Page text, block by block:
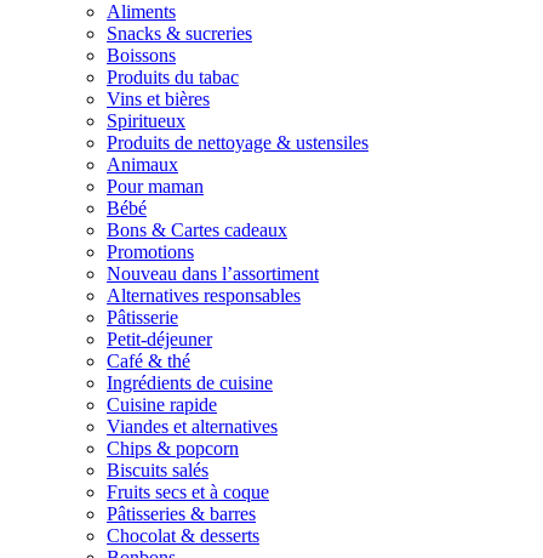
Aliments
Snacks & sucreries
Boissons
Produits du tabac
Vins et bières
Spiritueux
Produits de nettoyage & ustensiles
Animaux
Pour maman
Bébé
Bons & Cartes cadeaux
Promotions
Nouveau dans l’assortiment
Alternatives responsables
Pâtisserie
Petit-déjeuner
Café & thé
Ingrédients de cuisine
Cuisine rapide
Viandes et alternatives
Chips & popcorn
Biscuits salés
Fruits secs et à coque
Pâtisseries & barres
Chocolat & desserts